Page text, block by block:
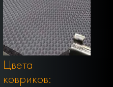
Цвета
ковриков: